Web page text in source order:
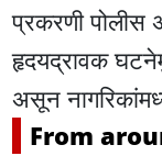
प्रकरणी
हृदयद्रावक
असून
From